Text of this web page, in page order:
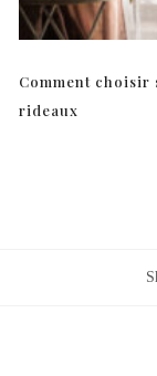
Comment choisir
rideaux